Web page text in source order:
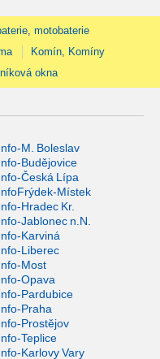
motobaterie
Komín, Komíny
okna
M. Boleslav
Budějovice
Česká Lípa
Místek
Hradec Kr.
Jablonec n.N.
Karviná
Liberec
Most
Opava
Pardubice
Praha
Prostějov
Teplice
Karlovy Vary